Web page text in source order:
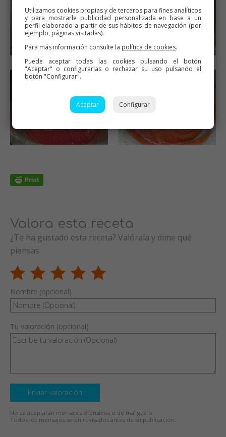
Valora esta receta
¿Te ha gustado esta receta? Valórala y dime qué
piensas
Nombre (opcional)
Tu valoración (opcional)
Enviar valoración
No se aceptarán mensajes ofensivos o de mal gusto.
Todos los mensajes serán revisados antes de su publicación.
Utilizamos cookies propias y de terceros para fines analíticos
y para mostrarle publicidad personalizada en base a un
perfil elaborado a partir de sus hábitos de navegación (por
ejemplo, páginas visitadas).
Para más información consulte la política de cookies.
Puede aceptar todas las cookies pulsando el botón
"Aceptar" o configurarlas o rechazar su uso pulsando el
botón "Configurar".
Aceptar Configurar